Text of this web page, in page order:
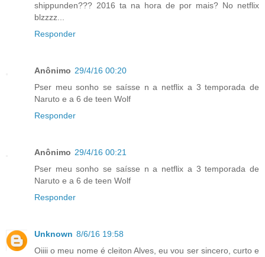
shippunden??? 2016 ta na hora de por mais? No netflix
blzzzz...
Responder
Anônimo 29/4/16 00:20
Pser meu sonho se saísse n a netflix a 3 temporada de
Naruto e a 6 de teen Wolf
Responder
Anônimo 29/4/16 00:21
Pser meu sonho se saísse n a netflix a 3 temporada de
Naruto e a 6 de teen Wolf
Responder
Unknown 8/6/16 19:58
Oiiii o meu nome é cleiton Alves, eu vou ser sincero, curto e